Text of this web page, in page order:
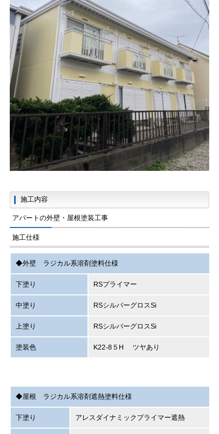
施工内容
アパートの外壁・屋根塗装工事
施工仕様
◆外壁 ラジカル系溶剤塗料仕様
下塗り RSプライマー
中塗り RSシルバーグロスSi
上塗り RSシルバーグロスSi
塗装色 K22-8５H ツヤあり
◆屋根 ラジカル系溶剤遮熱塗料仕様
下塗り アレスダイナミックプライマー遮熱